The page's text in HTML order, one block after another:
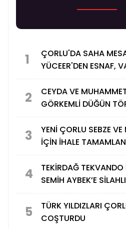
1
ÇORLU'DA SAHA
YÜCEER'DEN ESNAF,
2
CEYDA VE
GÖRKEMLİ DÜĞÜN
3
YENİ ÇORLU SEBZE VE
İÇİN İHALE
4
TEKİRDAĞ TEKVANDO
SEMİH AYBEK’E
5
TÜRK YILDIZLARI
COŞTURDU